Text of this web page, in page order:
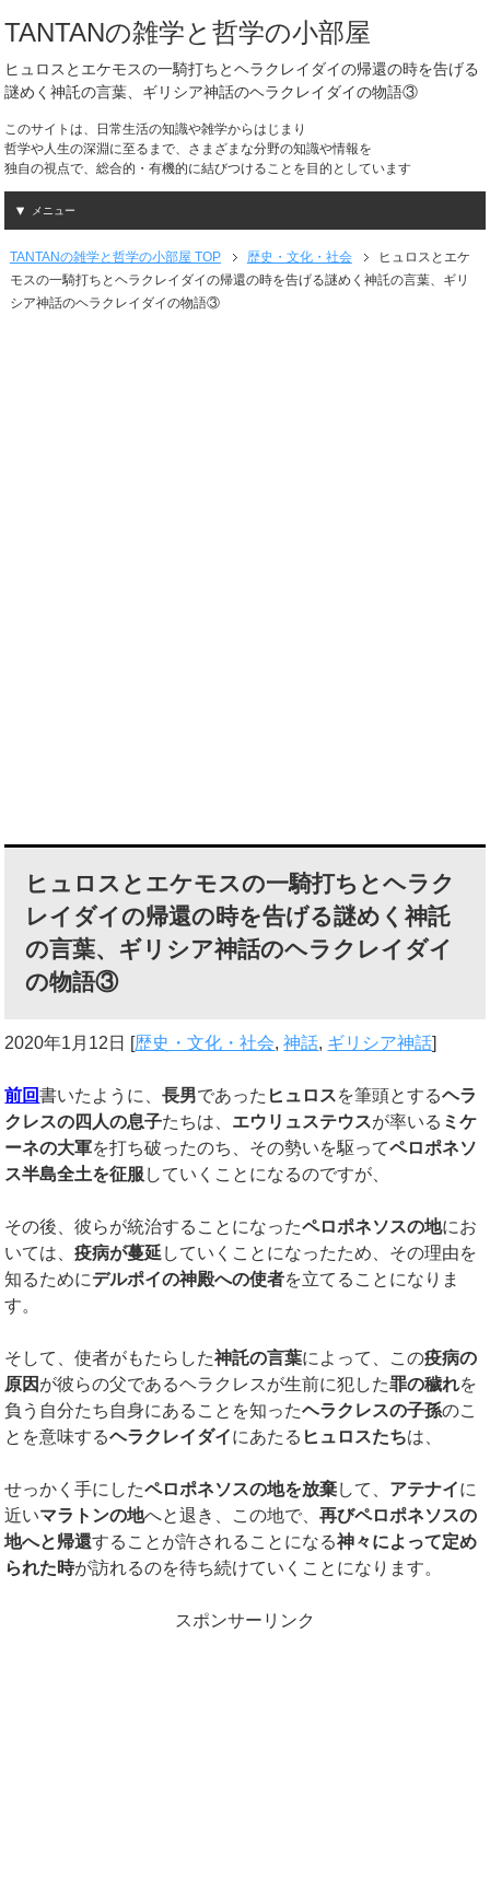
TANTANの雑学と哲学の小部屋
ヒュロスとエケモスの一騎打ちとヘラクレイダイの帰還の時を告げる
謎めく神託の言葉、ギリシア神話のヘラクレイダイの物語③
このサイトは、日常生活の知識や雑学からはじまり
哲学や人生の深淵に至るまで、さまざまな分野の知識や情報を
独自の視点で、総合的・有機的に結びつけることを目的としています
メニュー
TANTANの雑学と哲学の小部屋 TOP 歴史・文化・社会
ヒュロスとエケ
モスの一騎打ちとヘラクレイダイの帰還の時を告げる謎めく神託の言葉、ギリ
シア神話のヘラクレイダイの物語③
ヒュロスとエケモスの一騎打ちとヘラク
レイダイの帰還の時を告げる謎めく神託
の言葉、ギリシア神話のヘラクレイダイ
の物語③
2020年1月12日 [歴史・文化・社会,神話, ギリシア神話]
前回書いたように、長男であった ヒュロスを筆頭とするヘラ
クレスの四人の息子たちは、 エウリュステウスが率いる ミケ
ーネの大軍を打ち破ったのち、その勢いを駆ってペロポネソ
ス半島全土を征服 していくことになるのですが、
その後、彼らが統治することになったペロポネソスの地にお
いては、疫病が蔓延 していくことになったため、その理由を
知るためにデルポイの神殿への使者を立てることになりま
す。
そして、使者がもたらした神託の言葉によって、この疫病の
原因 が彼らの父であるヘラクレスが生前に犯した罪の穢れを
負う自分たち自身にあることを知ったヘラクレスの子孫のこ
とを意味するヘラクレイダイにあたる ヒュロスたちは、
せっかく手にしたペロポネソスの地を放棄して、 アテナイに
近いマラトンの地へと退き、この地で、再びペロポネソスの
地へと帰還することが許されることになる神々によって定め
られた時が訪れるのを待ち続けていくことになります。
スポンサーリンク